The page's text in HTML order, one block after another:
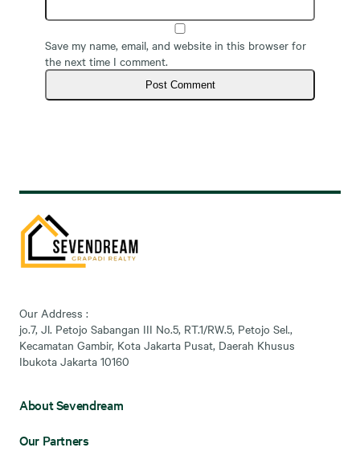
Save my name, email, and website in this browser for
the next time I comment.
Our Address :
jo.7, Jl. Petojo Sabangan III No.5, RT.1/RW.5, Petojo Sel.,
Kecamatan Gambir, Kota Jakarta Pusat, Daerah Khusus
Ibukota Jakarta 10160
About Sevendream
Our Partners